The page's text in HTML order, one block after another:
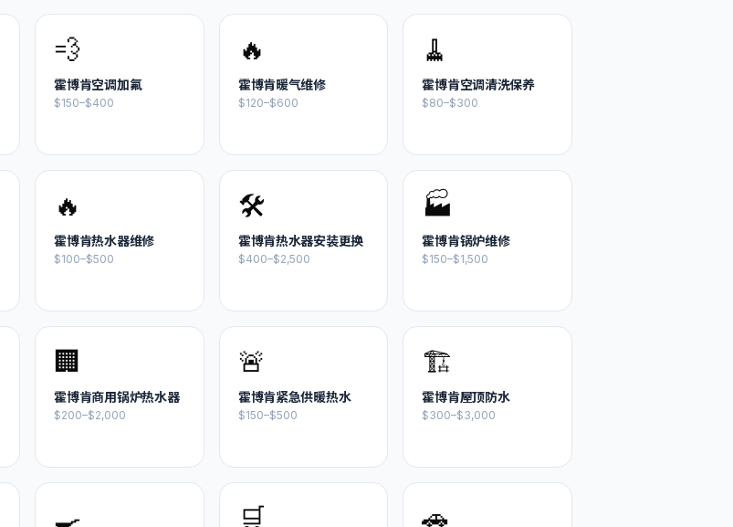
💨
霍博肯空调加氟
$150–$400
🔥
霍博肯暖气维修
$120–$600
🧹
霍博肯空调清洗保养
$80–$300
🔥
霍博肯热水器维修
$100–$500
🛠️
霍博肯热水器安装更换
$400–$2,500
🏭
霍博肯锅炉维修
$150–$1,500
🏢
霍博肯商用锅炉热水器
$200–$2,000
🚨
霍博肯紧急供暖热水
$150–$500
🏗️
霍博肯屋顶防水
$300–$3,000
🍳 🛒 🚗